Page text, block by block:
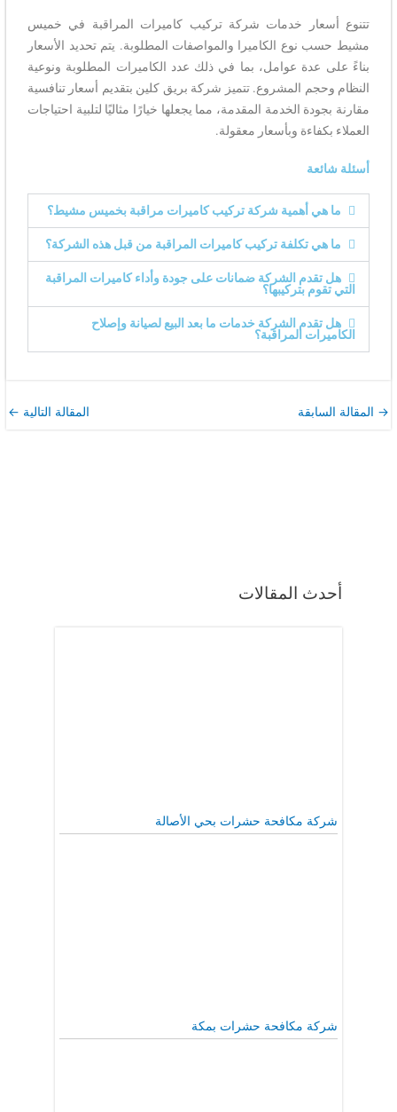
أحدث المقالات
شركة مكافحة حشرات بحي الأصالة
شركة مكافحة حشرات بمكة
تتنوع أسعار خدمات شركة تركيب كاميرات المراقبة في خميس
مشيط حسب نوع الكاميرا والمواصفات المطلوبة. يتم تحديد الأسعار
بناءً على عدة عوامل، بما في ذلك عدد الكاميرات المطلوبة ونوعية
النظام وحجم المشروع. تتميز شركة بريق كلين بتقديم أسعار تنافسية
مقارنة بجودة الخدمة المقدمة، مما يجعلها خيارًا مثاليًا لتلبية احتياجات
العملاء بكفاءة وبأسعار معقولة.
أسئلة شائعة
ما هي أهمية شركة تركيب كاميرات مراقبة بخميس مشيط؟
ما هي تكلفة تركيب كاميرات المراقبة من قبل هذه الشركة؟
هل تقدم الشركة ضمانات على جودة وأداء كاميرات المراقبة
التي تقوم بتركيبها؟
هل تقدم الشركة خدمات ما بعد البيع لصيانة وإصلاح
الكاميرات المراقبة؟
→ المقالة السابقة المقالة التالية ←